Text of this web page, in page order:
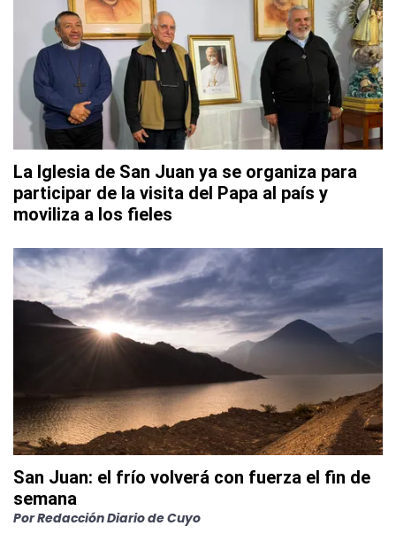
La Iglesia de San Juan ya se organiza para
participar de la visita del Papa al país y
moviliza a los fieles
San Juan: el frío volverá con fuerza el fin de
semana
PorRedacción Diario de Cuyo